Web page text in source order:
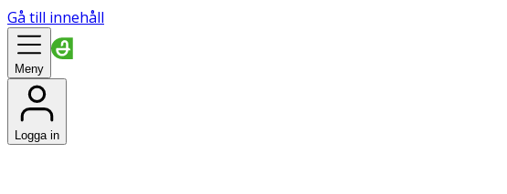
Gå till innehåll
Meny
Logga in